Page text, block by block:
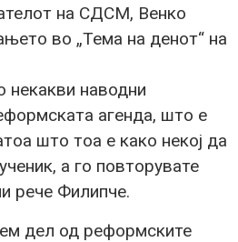
на СДСМ, Венко
во „Тема на денот“ на
некакви наводни
агенда, што е
што тоа е како некој да
а го повторувате
рече Филипче.
дел од реформските